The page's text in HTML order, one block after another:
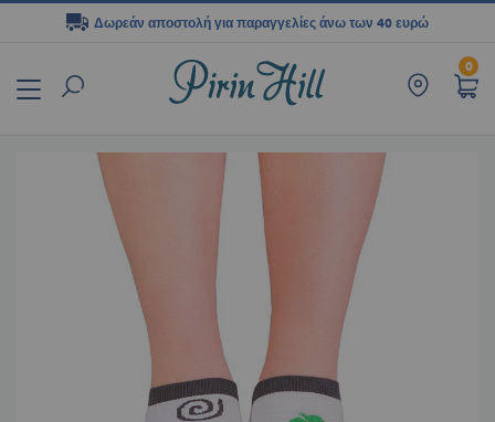
0
Δωρεάν αποστολή για παραγγελίες άνω των 40 ευρώ
περιεχόμενο